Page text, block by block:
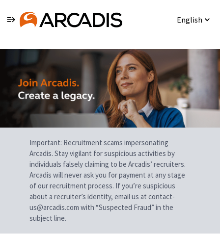
English
Single
Position
Important: Recruitment scams impersonating
Arcadis. Stay vigilant for suspicious activities by
individuals falsely claiming to be Arcadis’ recruiters.
Arcadis will never ask you for payment at any stage
of our recruitment process. If you’re suspicious
about a recruiter’s identity, email us at contact-
us@arcadis.com with “Suspected Fraud” in the
subject line.